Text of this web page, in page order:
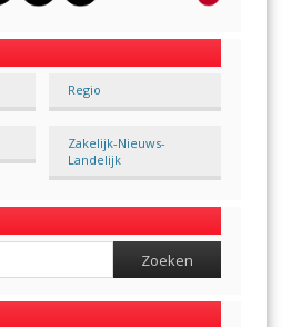
Regio
Zakelijk-Nieuws-
Landelijk